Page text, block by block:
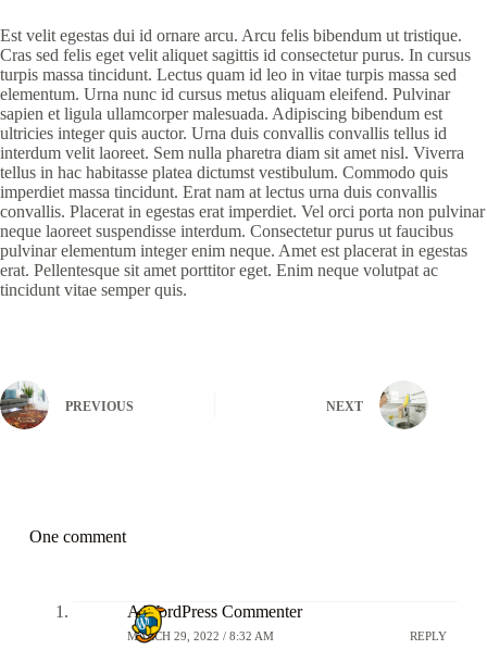
Est velit egestas dui id ornare arcu. Arcu felis bibendum ut tristique.
Cras sed felis eget velit aliquet sagittis id consectetur purus. In cursus
turpis massa tincidunt. Lectus quam id leo in vitae turpis massa sed
elementum. Urna nunc id cursus metus aliquam eleifend. Pulvinar
sapien et ligula ullamcorper malesuada. Adipiscing bibendum est
ultricies integer quis auctor. Urna duis convallis convallis tellus id
interdum velit laoreet. Sem nulla pharetra diam sit amet nisl. Viverra
tellus in hac habitasse platea dictumst vestibulum. Commodo quis
imperdiet massa tincidunt. Erat nam at lectus urna duis convallis
convallis. Placerat in egestas erat imperdiet. Vel orci porta non pulvinar
neque laoreet suspendisse interdum. Consectetur purus ut faucibus
pulvinar elementum integer enim neque. Amet est placerat in egestas
erat. Pellentesque sit amet porttitor eget. Enim neque volutpat ac
tincidunt vitae semper quis.
PREVIOUS NEXT
One comment
A WordPress Commenter
MARCH 29, 2022 / 8:32 AM REPLY